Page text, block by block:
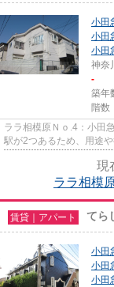
小田
小田
小田
神奈
-
築年
階数
ララ相模原Ｎｏ.4：小田
駅が2つあるため、用途
現
ララ相模
賃貸｜アパート てら
小田
小田
小田